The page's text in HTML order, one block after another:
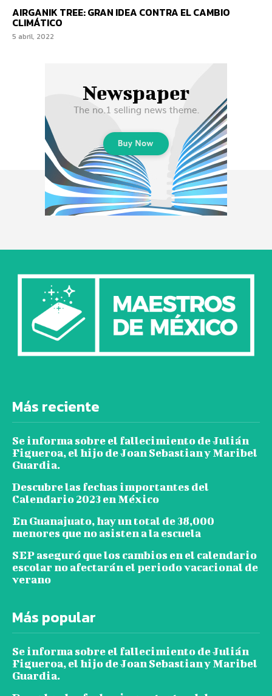
AIRGANIK TREE: GRAN IDEA CONTRA EL CAMBIO
CLIMÁTICO
5 abril, 2022
Más reciente
Se informa sobre el fallecimiento de Julián
Figueroa, el hijo de Joan Sebastian y Maribel
Guardia.
Descubre las fechas importantes del
Calendario 2023 en México
En Guanajuato, hay un total de 38,000
menores que no asisten a la escuela
SEP aseguró que los cambios en el calendario
escolar no afectarán el periodo vacacional de
verano
Más popular
Se informa sobre el fallecimiento de Julián
Figueroa, el hijo de Joan Sebastian y Maribel
Guardia.